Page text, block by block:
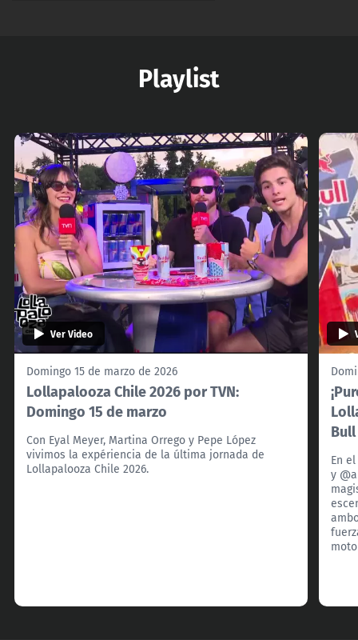
Playlist
Ver Video
Domingo 15 de marzo de 2026
Lollapalooza Chile 2026 por TVN:
Domingo 15 de marzo
Con Eyal Meyer, Martina Orrego y Pepe López
vivimos la expériencia de la última jornada de
Lollapalooza Chile 2026.
En
y